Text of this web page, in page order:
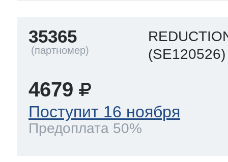
35365
(SE120526)
4679
Поступит 16 ноября
Предоплата 50%